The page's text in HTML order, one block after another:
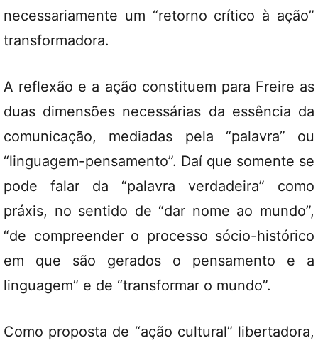
necessariamente um “retorno crítico à ação”
transformadora.
A reflexão e a ação constituem para Freire as
duas dimensões necessárias da essência da
comunicação, mediadas pela “palavra” ou
“linguagem-pensamento”. Daí que somente se
pode falar da “palavra verdadeira” como
práxis, no sentido de “dar nome ao mundo”,
“de compreender o processo sócio-histórico
em que são gerados o pensamento e a
linguagem” e de “transformar o mundo”.
Como proposta de “ação cultural” libertadora,